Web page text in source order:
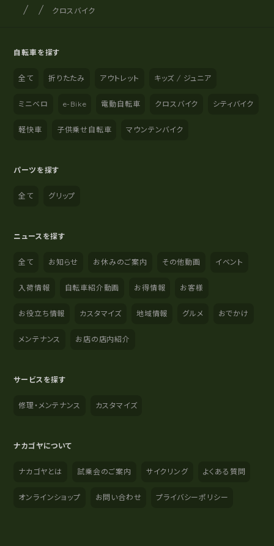
サイト内の現在地
サイクルショップナカゴヤ
クロスバイク
自転車を探す
全て 折りたたみ アウトレット キッズ / ジュニア
ミニベロ e-Bike 電動自転車 クロスバイク シティバイク
軽快車 子供乗せ自転車 マウンテンバイク
パーツを探す
全て グリップ
ニュースを探す
全て お知らせ お休みのご案内 その他動画 イベント
入荷情報 自転車紹介動画 お得情報 お客様
お役立ち情報 カスタマイズ 地域情報 グルメ おでかけ
メンテナンス お店の店内紹介
サービスを探す
修理・メンテナンス カスタマイズ
ナカゴヤについて
ナカゴヤとは 試乗会のご案内 サイクリング よくある質問
オンラインショップ お問い合わせ プライバシーポリシー